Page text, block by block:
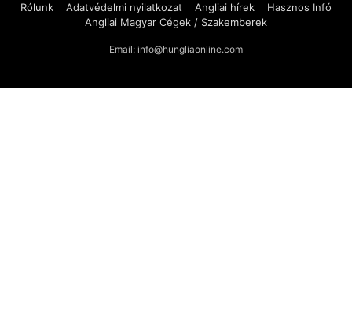
Rólunk Adatvédelmi nyilatkozat Angliai hírek
Hasznos Infó
Angliai Magyar Cégek / Szakemberek
Email: info@hungliaonline.com